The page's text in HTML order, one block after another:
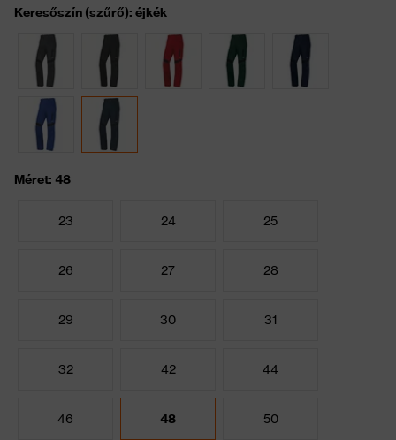
Keresőszín (szűrő): éjkék
Méret: 48
23 24 25
26 27 28
29 30 31
32 42 44
46 48 50